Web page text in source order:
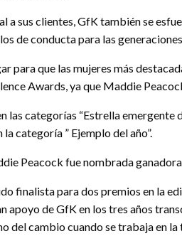
a sus clientes, GfK también se
de conducta para las
para que las mujeres más
Awards, ya que Maddie
categorías “Estrella emergente
categoría ” Ejemplo del año”.
Peacock fue nombrada ganadora
finalista para dos premios en la
apoyo de GfK en los tres años
del cambio cuando se trabaja en